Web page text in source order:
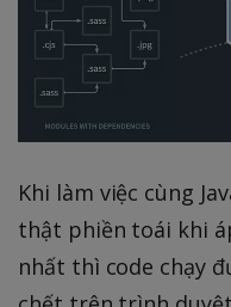
Khi làm việc cùng
thật phiền toái khi
nhất thì code chạy